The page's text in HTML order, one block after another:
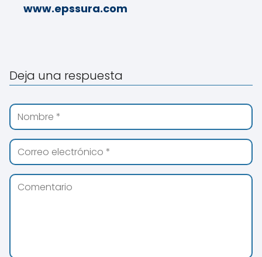
www.epssura.com
Deja una respuesta